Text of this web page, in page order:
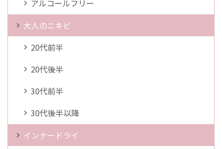
アルコールフリー
大人のニキビ
20代前半
20代後半
30代前半
30代後半以降
インナードライ